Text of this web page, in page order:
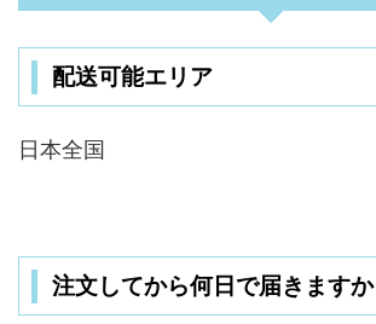
配送可能エリア
日本全国
注文してから何日で届きますか